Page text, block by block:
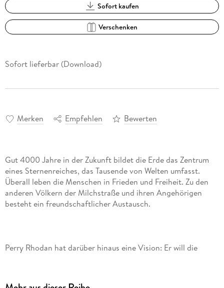
Sofort kaufen
Verschenken
Sofort lieferbar (Download)
Merken Empfehlen Bewerten
Gut 4000 Jahre in der Zukunft bildet die Erde das Zentrum
eines Sternenreiches, das Tausende von Welten umfasst.
Überall leben die Menschen in Frieden und Freiheit. Zu den
anderen Völkern der Milchstraße und ihren Angehörigen
Perry Rhodan hat darüber hinaus eine Vision: Er will die